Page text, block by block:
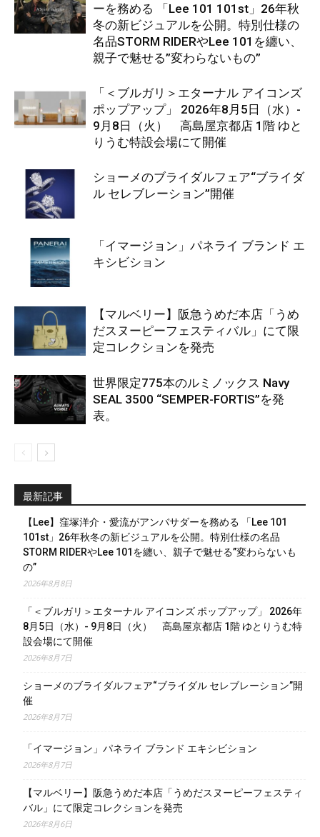
ーを務める 「Lee 101 101st」26年秋
冬の新ビジュアルを公開。特別仕様の
名品STORM RIDERやLee 101を纏い、
親子で魅せる”変わらないもの”
「＜ブルガリ＞エターナル アイコンズ
ポップアップ」 2026年8月5日（水）-
9月8日（火） 高島屋京都店 1階 ゆと
りうむ特設会場にて開催
ショーメのブライダルフェア“ブライダ
ル セレブレーション”開催
「イマージョン」パネライ ブランド エ
キシビション
【マルベリー】阪急うめだ本店「うめ
だスヌーピーフェスティバル」にて限
定コレクションを発売
世界限定775本のルミノックス Navy
SEAL 3500 “SEMPER-FORTIS”を発
表。
最新記事
【Lee】窪塚洋介・愛流がアンバサダーを務める 「Lee 101
101st」26年秋冬の新ビジュアルを公開。特別仕様の名品
STORM RIDERやLee 101を纏い、親子で魅せる”変わらないも
の”
2026年8月8日
「＜ブルガリ＞エターナル アイコンズ ポップアップ」 2026年
8月5日（水）- 9月8日（火） 高島屋京都店 1階 ゆとりうむ特
設会場にて開催
2026年8月7日
ショーメのブライダルフェア“ブライダル セレブレーション”開
催
2026年8月7日
「イマージョン」パネライ ブランド エキシビション
2026年8月7日
【マルベリー】阪急うめだ本店「うめだスヌーピーフェスティ
バル」にて限定コレクションを発売
2026年8月6日